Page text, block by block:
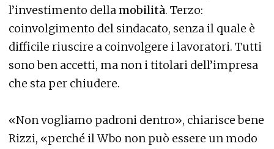
l’investimento dellamobilità. Terzo:
coinvolgimento del sindacato, senza il quale è
difficile riuscire a coinvolgere i lavoratori. Tutti
sono ben accetti, ma non i titolari dell’impresa
che sta per chiudere.
«Non vogliamo padroni dentro», chiarisce bene
Rizzi, «perché il Wbo non può essere un modo